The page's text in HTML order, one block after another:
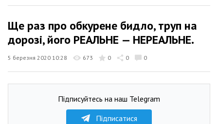
Ще раз про обкурене бидло, труп на
дорозі, його РЕАЛЬНЕ — НЕРЕАЛЬНЕ.
5 березня 2020 10:28 673 0 0 0
Підписуйтесь на наш Telegram
Підписатися